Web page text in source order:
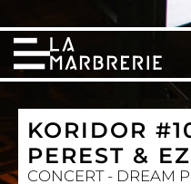
KORIDOR
PEREST &
CONCERT - DREAM